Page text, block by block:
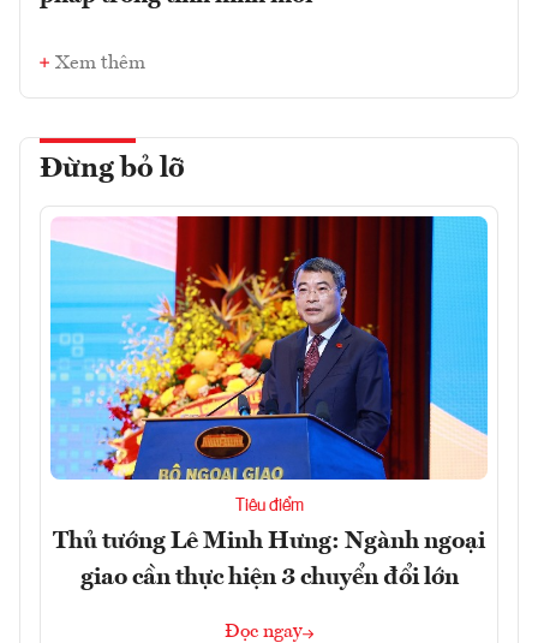
Xem thêm
Đừng bỏ lỡ
Tiêu điểm
Thủ tướng Lê Minh Hưng: Ngành ngoại
giao cần thực hiện 3 chuyển đổi lớn
Đọc ngay